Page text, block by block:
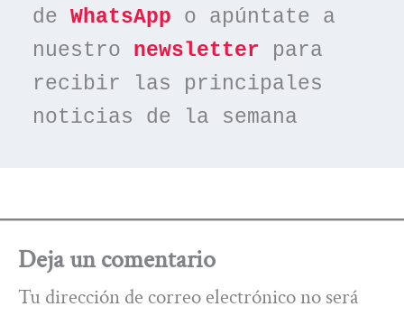
de WhatsApp o apúntate a
nuestro newsletter para
recibir las principales
noticias de la semana
Deja un comentario
Tu dirección de correo electrónico no será